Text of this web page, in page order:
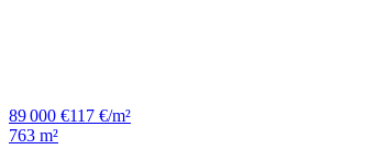
89 000 €117 €/m²
763 m²